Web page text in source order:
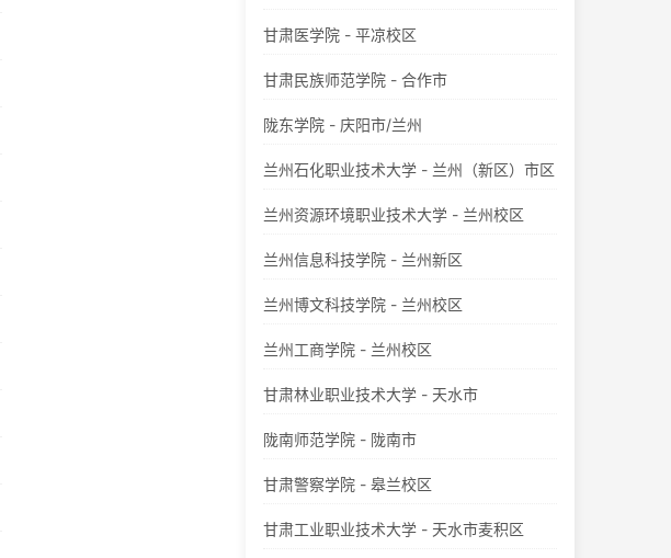
甘肃医学院 - 平凉校区
甘肃民族师范学院 - 合作市
陇东学院 - 庆阳市/兰州
兰州石化职业技术大学 - 兰州（新区）市区
兰州资源环境职业技术大学 - 兰州校区
兰州信息科技学院 - 兰州新区
兰州博文科技学院 - 兰州校区
兰州工商学院 - 兰州校区
甘肃林业职业技术大学 - 天水市
陇南师范学院 - 陇南市
甘肃警察学院 - 皋兰校区
甘肃工业职业技术大学 - 天水市麦积区